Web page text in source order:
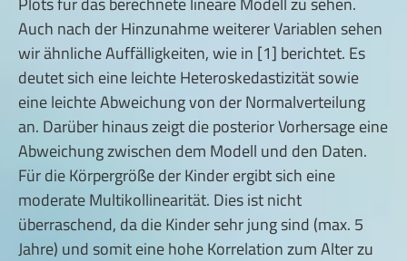
Auch nach der Hinzunahme weiterer Variablen sehen
wir ähnliche Auffälligkeiten, wie in [1] berichtet. Es
deutet sich eine leichte Heteroskedastizität sowie
eine leichte Abweichung von der Normalverteilung
an. Darüber hinaus zeigt die posterior Vorhersage eine
Abweichung zwischen dem Modell und den Daten.
Für die Körpergröße der Kinder ergibt sich eine
moderate Multikollinearität. Dies ist nicht
überraschend, da die Kinder sehr jung sind (max. 5
Jahre) und somit eine hohe Korrelation zum Alter zu